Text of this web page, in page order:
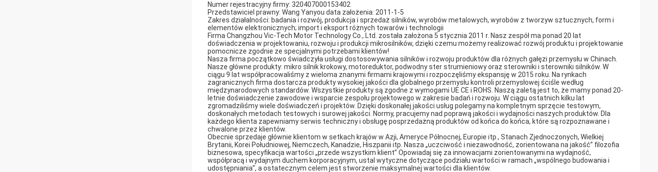
Numer rejestracyjny firmy: 320407000153402
Przedstawiciel prawny: Wang Yanyou data założenia: 2011-1-5
Zakres działalności: badania i rozwój, produkcja i sprzedaż silników, wyrobów metalowych, wyrobów z tworzyw sztucznych, form i
elementów elektronicznych; import i eksport różnych towarów i technologii
Firma Changzhou Vic-Tech Motor Technology Co., Ltd. została założona 5 stycznia 2011 r. Nasz zespół ma ponad 20 lat
doświadczenia w projektowaniu, rozwoju i produkcji mikrosilników, dzięki czemu możemy realizować rozwój produktu i projektowanie
pomocnicze zgodnie ze specjalnymi potrzebami klientów!
Nasza firma początkowo świadczyła usługi dostosowywania silników i rozwoju produktów dla różnych gałęzi przemysłu w Chinach.
Nasze główne produkty: mikro silnik krokowy, motoreduktor, podwodny ster strumieniowy oraz sterowniki i sterowniki silników. W
ciągu 9 lat współpracowaliśmy z wieloma znanymi firmami krajowymi i rozpoczęliśmy ekspansję w 2015 roku. Na rynkach
zagranicznych firma dostarcza produkty wysokiej jakości dla globalnego przemysłu kontroli przemysłowej ściśle według
międzynarodowych standardów. Wszystkie produkty są zgodne z wymogami UE CE i ROHS. Naszą zaletą jest to, że mamy ponad 20-
letnie doświadczenie zawodowe i wsparcie zespołu projektowego w zakresie badań i rozwoju. W ciągu ostatnich kilku lat
zgromadziliśmy wiele doświadczeń i projektów. Dzięki doskonałej jakości usług polegamy na kompletnym sprzęcie testowym,
doskonałych metodach testowych i surowej jakości. Normy, pracujemy nad poprawą jakości i wydajności naszych produktów. Dla
każdego klienta zapewniamy serwis techniczny i obsługę posprzedażną produktów od końca do końca, które są rozpoznawane i
chwalone przez klientów.
Obecnie sprzedaje głównie klientom w setkach krajów w Azji, Ameryce Północnej, Europie itp., Stanach Zjednoczonych, Wielkiej
Brytanii, Korei Południowej, Niemczech, Kanadzie, Hiszpanii itp. Nasza „uczciwość i niezawodność, zorientowana na jakość” filozofia
biznesowa, specyfikacja wartości „przede wszystkim klient” Opowiadaj się za innowacjami zorientowanymi na wydajność,
współpracą i wydajnym duchem korporacyjnym, ustal wytyczne dotyczące podziału wartości w ramach „wspólnego budowania i
udostępniania”, a ostatecznym celem jest stworzenie maksymalnej wartości dla klientów.